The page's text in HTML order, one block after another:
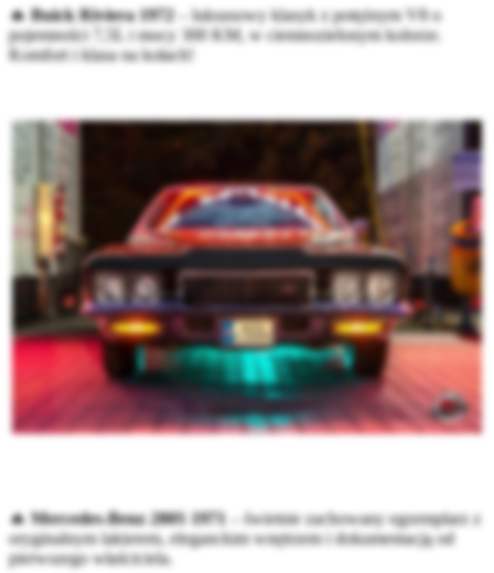
🔥Buick Riviera 1972 – luksusowy klasyk z potężnym V8 o
pojemności 7,5L i mocy 300 KM, w ciemnozielonym kolorze.
Komfort i klasa na kołach!
🔥 Mercedes-Benz 280S 1971 – świetnie zachowany egzemplarz z
oryginalnym lakierem, eleganckim wnętrzem i dokumentacją od
pierwszego właściciela.